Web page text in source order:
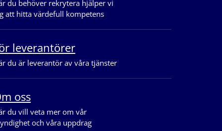
du behöver rekrytera hjälper vi
att hitta värdefull kompetens
leverantörer
du är leverantör av våra tjänster
oss
du vill veta mer om vår
och våra uppdrag